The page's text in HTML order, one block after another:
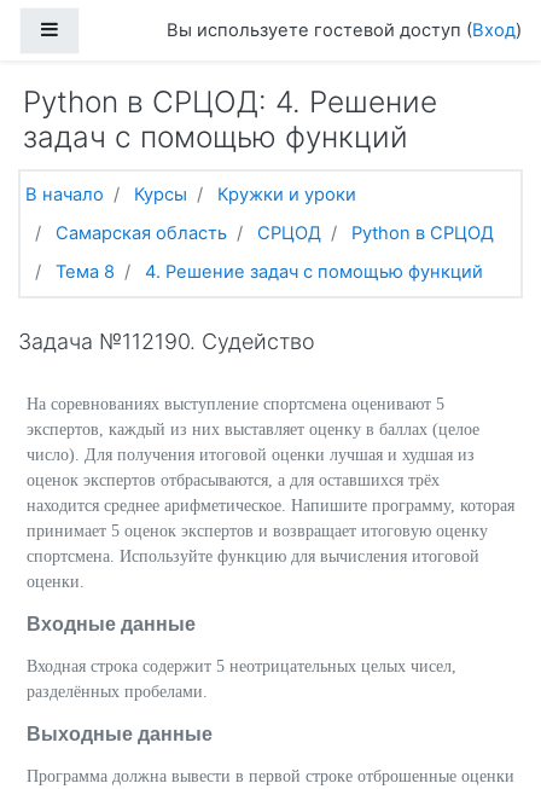
Боковая панельВы используете гостевой доступ (Вход)
Python в СРЦОД: 4. Решение
задач с помощью функций
В начало Курсы
Кружки и уроки
Самарская область
СРЦОД
Python в СРЦОД
Тема 8
4. Решение задач с помощью функций
Задача №112190. Судейство
На соревнованиях выступление спортсмена оценивают 5
экспертов, каждый из них выставляет оценку в баллах (целое
число). Для получения итоговой оценки лучшая и худшая из
оценок экспертов отбрасываются, а для оставшихся трёх
находится среднее арифметическое. Напишите программу, которая
принимает 5 оценок экспертов и возвращает итоговую оценку
спортсмена. Используйте функцию для вычисления итоговой
оценки.
Входные данные
Входная строка содержит 5 неотрицательных целых чисел,
разделённых пробелами.
Выходные данные
Программа должна вывести в первой строке отброшенные оценки